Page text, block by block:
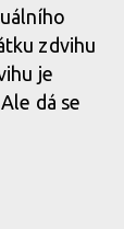
zdvihu
je
dá se